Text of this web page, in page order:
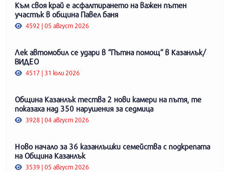
Към своя край е асфалтирането на важен пътен
участък в община Павел баня
4592 | 05 август 2026
Лек автомобил се удари в “Пътна помощ“ в Казанлък/
ВИДЕО
4517 | 31 юли 2026
Община Казанлък тества 2 нови камери на пътя, те
показаха над 350 нарушения за седмица
3928 | 04 август 2026
Ново начало за 36 казанлъшки семейства с подкрепата
на Община Казанлък
3539 | 05 август 2026